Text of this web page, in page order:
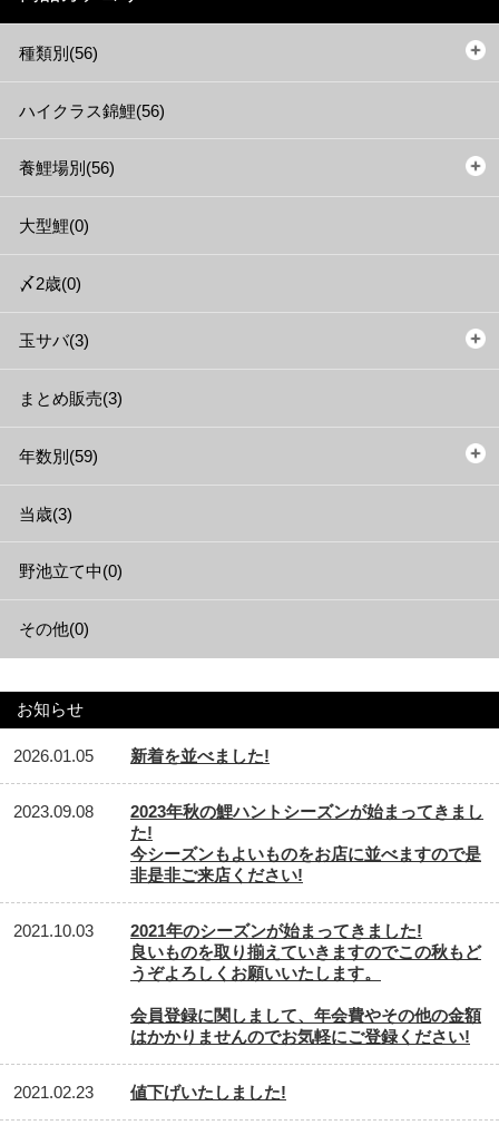
種類別(56)
ハイクラス錦鯉(56)
養鯉場別(56)
大型鯉(0)
〆2歳(0)
玉サバ(3)
まとめ販売(3)
年数別(59)
当歳(3)
野池立て中(0)
その他(0)
お知らせ
2026.01.05 新着を並べました!
2023.09.08
2023年秋の鯉ハントシーズンが始まってきまし
た!
今シーズンもよいものをお店に並べますので是
非是非ご来店ください!
2021.10.03
2021年のシーズンが始まってきました!
良いものを取り揃えていきますのでこの秋もど
うぞよろしくお願いいたします。
会員登録に関しまして、年会費やその他の金額
はかかりませんのでお気軽にご登録ください!
2021.02.23 値下げいたしました!